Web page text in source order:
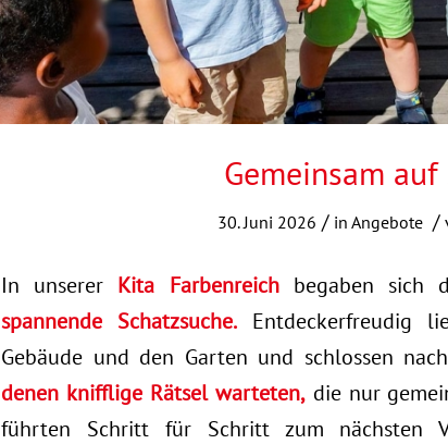
Gemeinsam
30. Juni 2026 / in Angebote /
In unserer Kita Farbenreichbegaben sich
spannende Schatzsuche.Entdeckerfreudig
Gebäude und den Garten und schlossen
denen knifflige Rätsel warteten,die nur
führten Schritt für Schritt zum nächsten